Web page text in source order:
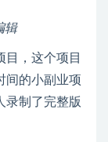
辑
目，这个项目
间的小副业项
录制了完整版